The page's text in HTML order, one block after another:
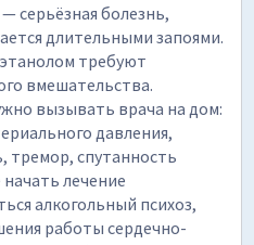
серьёзная болезнь,
длительными запоями.
требуют
вмешательства.
вызывать врача на дом:
давления,
тремор, спутанность
лечение
алкогольный психоз,
работы сердечно-